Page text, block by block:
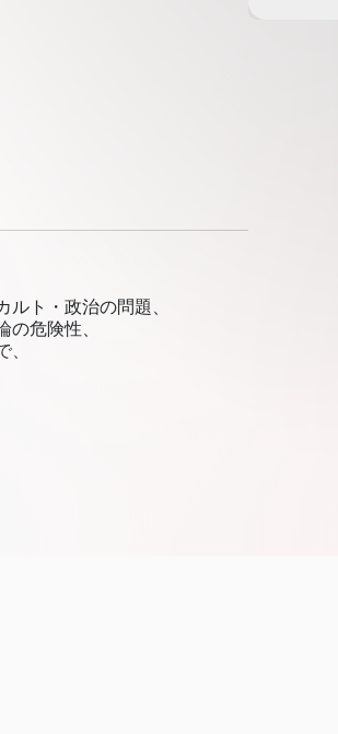
ト・政治の問題、
危険性、